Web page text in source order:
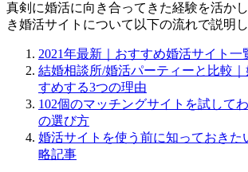
真剣に婚活に向き合ってきた経験を活か
き婚活サイトについて以下の流れで説明し
2021年最新｜おすすめ婚活サイト一
結婚相談所/婚活パーティーと比較
すめする3つの理由
102個のマッチングサイトを試して
の選び方
婚活サイトを使う前に知っておきた
略記事